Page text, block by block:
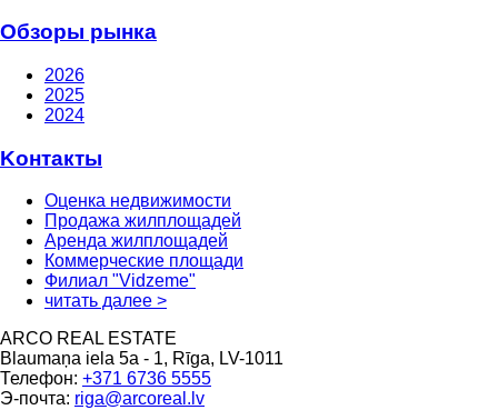
Oбзоры рынка
2026
2025
2024
Kонтакты
Оценка недвижимости
Продажа жилплощадей
Аренда жилплощадей
Коммерческие площади
Филиал "Vidzeme"
читать далее >
ARCO REAL ESTATE
Blaumaņa iela 5a - 1, Rīga, LV-1011
Телефон: +371 6736 5555
Э-почта: riga@arcoreal.lv